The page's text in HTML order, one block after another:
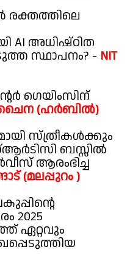
രക്തത്തിലെ
AI അധിഷ്ഠിത
സ്ഥാപനം? - NIT
ഗെയിംസിന്
(ഹർബിൽ)
സ്ത്രീകൾക്കും
ബസ്സിൽ
ആരംഭിച്ച
(മലപ്പുറം )
2025
ഏറ്റവും